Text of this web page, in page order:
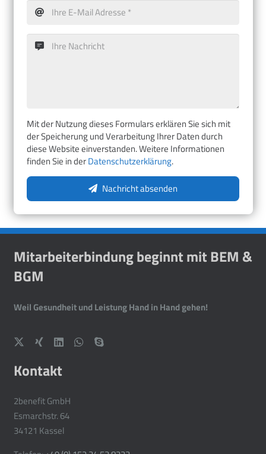
Mit der Nutzung dieses Formulars erklären Sie sich mit
der Speicherung und Verarbeitung Ihrer Daten durch
diese Website einverstanden. Weitere Informationen
finden Sie in derDatenschutzerklärung.
Nachricht absenden
Mitarbeiterbindung beginnt mit BEM &
BGM
Weil Gesundheit und Leistung Hand in Hand gehen!
Kontakt
2benefit GmbH
Esmarchstr. 64
34121 Kassel